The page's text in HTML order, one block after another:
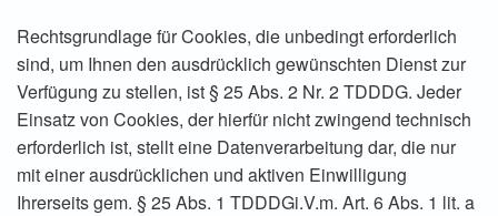
Rechtsgrundlage für Cookies, die unbedingt erforderlich
sind, um Ihnen den ausdrücklich gewünschten Dienst zur
Verfügung zu stellen, ist § 25 Abs. 2 Nr. 2 TDDDG. Jeder
Einsatz von Cookies, der hierfür nicht zwingend technisch
erforderlich ist, stellt eine Datenverarbeitung dar, die nur
mit einer ausdrücklichen und aktiven Einwilligung
Ihrerseits gem. § 25 Abs. 1 TDDDGi.V.m. Art. 6 Abs. 1 lit. a